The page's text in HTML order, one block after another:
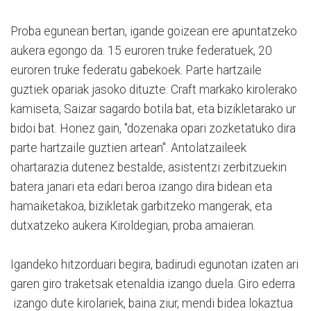
Proba egunean bertan, igande goizean ere apuntatzeko
aukera egongo da. 15 euroren truke federatuek, 20
euroren truke federatu gabekoek. Parte hartzaile
guztiek opariak jasoko dituzte: Craft markako kirolerako
kamiseta, Saizar sagardo botila bat, eta bizikletarako ur
bidoi bat. Honez gain, "dozenaka opari zozketatuko dira
parte hartzaile guztien artean". Antolatzaileek
ohartarazia dutenez bestalde, asistentzi zerbitzuekin
batera janari eta edari beroa izango dira bidean eta
hamaiketakoa, bizikletak garbitzeko mangerak, eta
dutxatzeko aukera Kiroldegian, proba amaieran.
Igandeko hitzorduari begira, badirudi egunotan izaten ari
garen giro traketsak etenaldia izango duela. Giro ederra
izango dute kirolariek, baina ziur, mendi bidea lokaztua